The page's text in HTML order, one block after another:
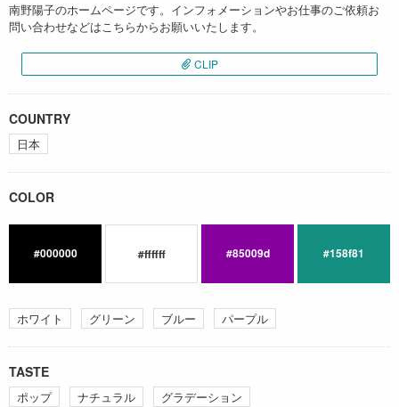
南野陽子のホームページです。インフォメーションやお仕事のご依頼お
問い合わせなどはこちらからお願いいたします。
CLIP
COUNTRY
日本
COLOR
#000000 #ffffff #85009d #158f81
ホワイト グリーン ブルー パープル
TASTE
ポップ ナチュラル グラデーション